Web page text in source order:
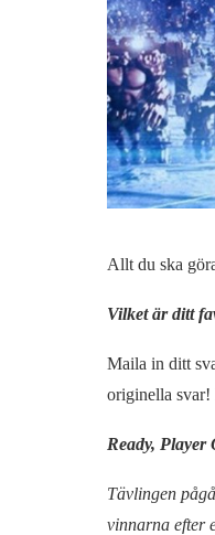
Allt du ska
Vilket är ditt
Maila in ditt
originella svar!
Ready, Player
Tävlingen
vinnarna efter